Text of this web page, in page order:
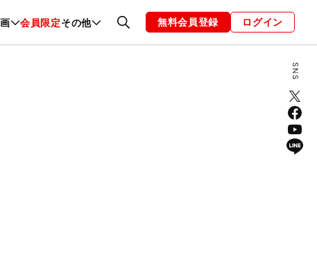
会員限定その他
ファッション 恋愛・結婚 編集部 お知らせ
無料会員登録 ログイン